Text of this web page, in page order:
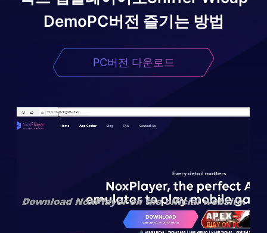
DemoPC버전 즐기는 방법
PC버전 다운로드